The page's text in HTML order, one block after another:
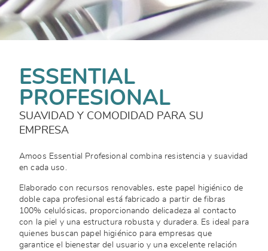
ESSENTIAL
PROFESIONAL
SUAVIDAD Y COMODIDAD PARA SU
EMPRESA
Amoos Essential Profesional combina resistencia y suavidad
en cada uso.
Elaborado con recursos renovables, este papel higiénico de
doble capa profesional está fabricado a partir de fibras
100% celulósicas, proporcionando delicadeza al contacto
con la piel y una estructura robusta y duradera. Es ideal para
quienes buscan papel higiénico para empresas que
garantice el bienestar del usuario y una excelente relación